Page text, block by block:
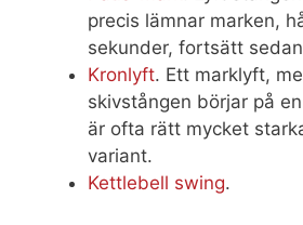
precis lämnar marken,
sekunder, fortsätt
Kronlyft. Ett marklyft,
skivstången börjar på
är ofta rätt mycket
variant.
Kettlebell swing.